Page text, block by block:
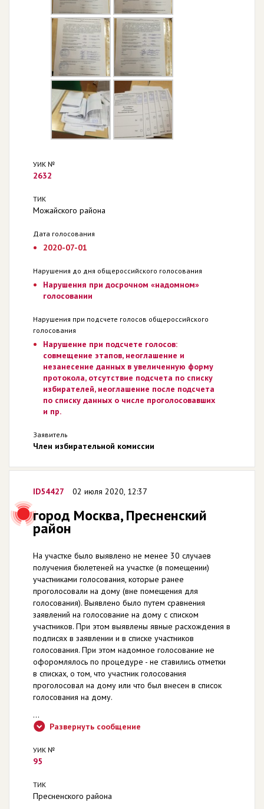
УИК №
2632
ТИК
Можайского района
Дата голосования
2020-07-01
Нарушения до дня общероссийского голосования
Нарушения при досрочном «надомном»
голосовании
Нарушения при подсчете голосов общероссийского
голосования
Нарушение при подсчете голосов:
совмещение этапов, неоглашение и
незанесение данных в увеличенную форму
протокола, отсутствие подсчета по списку
избирателей, неоглашение после подсчета
по списку данных о числе проголосовавших
и пр.
Заявитель
Член избирательной комиссии
ID54427 02 июля 2020, 12:37
город Москва, Пресненский
район
На участке было выявлено не менее 30 случаев
получения бюлетеней на участке (в помещении)
участниками голосования, которые ранее
проголосовали на дому (вне помещения для
голосования). Выявлено было путем сравнения
заявлений на голосование на дому с списком
участников. При этом выявлены явные расхождения в
подписях в заявлении и в списке участников
голосования. При этом надомное голосование не
офоромлялось по процедуре - не ставились отметки
в списках, о том, что участник голосования
проголосовал на дому или что был внесен в список
голосования на дому.
...
Развернуть сообщение
УИК №
95
ТИК
Пресненского района